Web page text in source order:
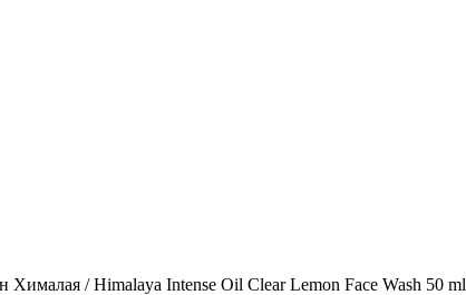
/ Himalaya Intense Oil Clear Lemon Face Wash 50 ml